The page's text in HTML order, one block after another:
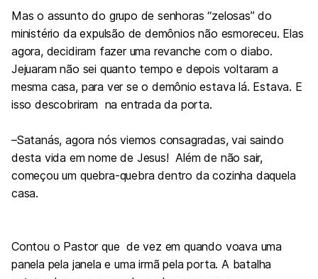
Mas o assunto do grupo de senhoras “zelosas” do
ministério da expulsão de demônios não esmoreceu. Elas
agora, decidiram fazer uma revanche com o diabo.
Jejuaram não sei quanto tempo e depois voltaram a
mesma casa, para ver se o demônio estava lá. Estava. E
isso descobriram na entrada da porta.
–Satanás, agora nós viemos consagradas, vai saindo
desta vida em nome de Jesus!Além de não sair,
começou um quebra-quebra dentro da cozinha daquela
casa.
Contou o Pastor que de vez em quando voava uma
panela pela janela e uma irmã pela porta. A batalha